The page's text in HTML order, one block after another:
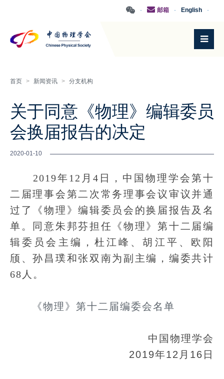
·
English
·
邮箱
·
首页 > 新闻资讯 > 分支机构
关于同意《物理》编辑委员
会换届报告的决定
2020-01-10
2019年12月4日，中国物理学会第十
二届理事会第二次常务理事会议审议并通
过了《物理》编辑委员会的换届报告及名
单。同意朱邦芬担任《物理》第十二届编
辑委员会主编，杜江峰、胡江平、欧阳
颀、孙昌璞和张双南为副主编，编委共计
68人。
《物理》第十二届编委会名单
中国物理学会
2019年12月16日